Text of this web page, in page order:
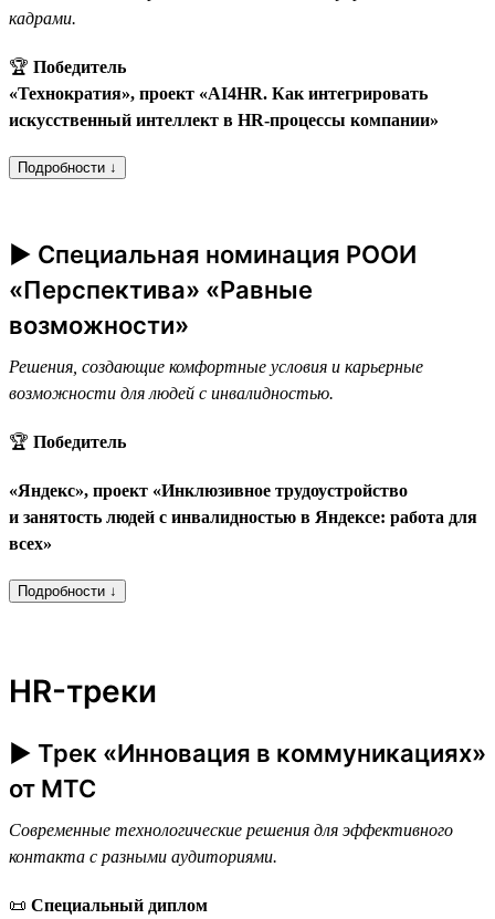
кадрами.
🏆 Победитель
«Технократия», проект «AI4HR. Как интегрировать
искусственный интеллект в HR-процессы компании»
Подробности ↓
► Специальная номинация РООИ
«Перспектива» «Равные
возможности»
Решения, создающие комфортные условия и карьерные
возможности для людей с инвалидностью.
🏆 Победитель
«Яндекс», проект «Инклюзивное трудоустройство
и занятость людей с инвалидностью в Яндексе: работа для
всех»
Подробности ↓
HR-треки
► Трек «Инновация в коммуникациях»
от МТС
Современные технологические решения для эффективного
контакта с разными аудиториями.
📜 Специальный диплом